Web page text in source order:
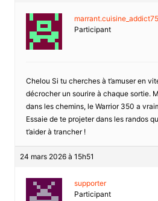
marrant.cuisine_addict75
Participant
Chelou Si tu cherches à t’amuser en
décrocher un sourire à chaque sortie.
dans les chemins, le Warrior 350 a
Essaie de te projeter dans les randos
t’aider à trancher !
24 mars 2026 à 15h51
supporter
Participant